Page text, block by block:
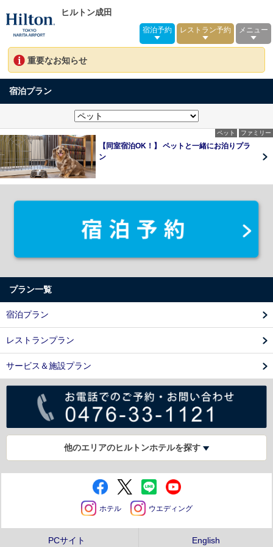
ヒルトン成田
宿泊予約 レストラン予約 メニュー
重要なお知らせ
宿泊プラン
ペット ファミリー
【同室宿泊OK！】 ペットと一緒にお泊りプラ
ン
プラン一覧
宿泊プラン
レストランプラン
サービス＆施設プラン
他のエリアのヒルトンホテルを探す
ホテル ウエディング
PCサイト English